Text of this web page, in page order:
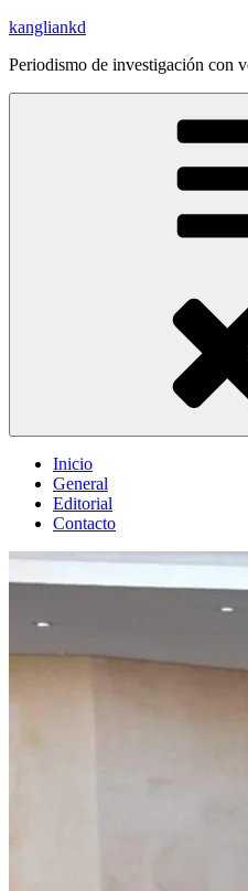
Saltar
contenido
kangliankd
Periodismo de investigación con
Inicio
General
Editorial
Contacto